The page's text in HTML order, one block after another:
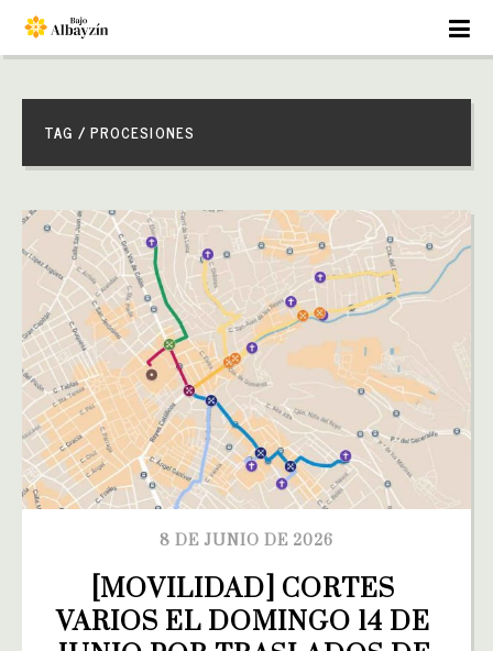
TAG / PROCESIONES
8 DE JUNIO DE 2026
[MOVILIDAD] CORTES
VARIOS EL DOMINGO 14 DE